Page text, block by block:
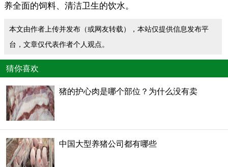
养全面的饲料、清洁卫生的饮水。
本文由作者上传并发布（或网友转载），本站仅提供信息发布平
台，文章仅代表作者个人观点。
猜你喜欢
猪的护心肉是哪个部位？为什么没有卖
中国大型养猪公司都有哪些